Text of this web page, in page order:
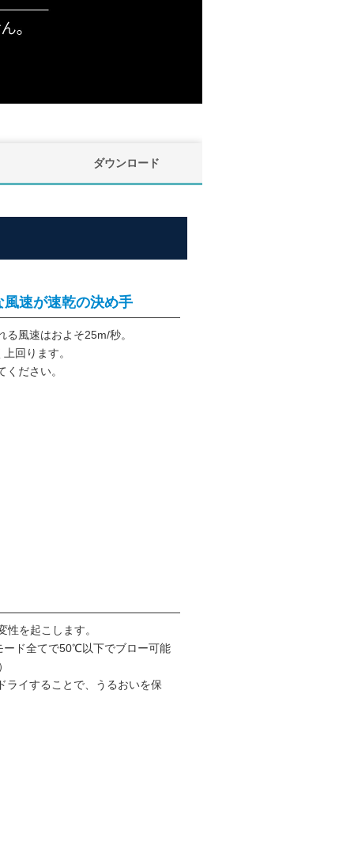
ダウンロード
速が速乾の決め手
風速はおよそ25m/秒。
回ります。
ださい。
を起こします。
ード全てで50℃以下でブロー可能
ライすることで、うるおいを保